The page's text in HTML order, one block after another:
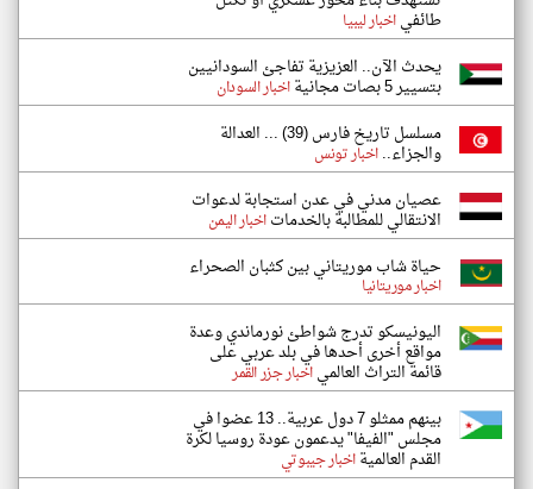
طائفياخبار ليبيا
يحدث الآن.. العزيزية تفاجئ السودانيين
بتسيير 5 بصات مجانية اخبار السودان
مسلسل تاريخ فارس (39) ... العدالة
والجزاء..اخبار تونس
عصيان مدني في عدن استجابة لدعوات
الانتقالي للمطالبة بالخدماتاخبار اليمن
حياة شاب موريتاني بين كثبان الصحراء
اخبار موريتانيا
اليونيسكو تدرج شواطئ نورماندي وعدة
مواقع أخرى أحدها في بلد عربي على
قائمة التراث العالمياخبار جزر القمر
بينهم ممثلو 7 دول عربية.. 13 عضوا في
مجلس "الفيفا" يدعمون عودة روسيا لكرة
القدم العالميةاخبار جيبوتي